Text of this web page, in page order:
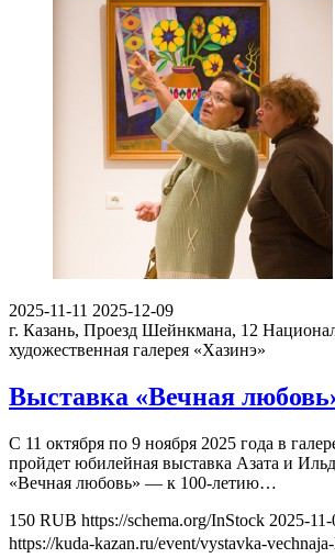
2025-11-11 2025-12-09
г. Казань, Проезд Шейнкмана, 12
художественная галерея «Хазинэ»
Выставка «Вечная
С 11 октября по 9 ноября 2025 года в
пройдет юбилейная выставка Азата и
«Вечная любовь» — к 100-летию…
150 RUB https://schema.org/InStock 2025-
https://kuda-kazan.ru/event/vystavka-